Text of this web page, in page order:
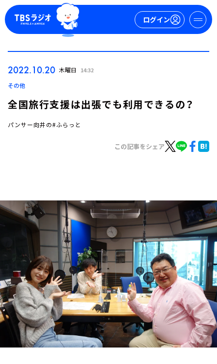
ログイン
トピックス
TBS Podcast
お知らせ
イベント・グッズ
YouTube
会社情報
2022.10.20 木曜日 14:32
その他
全国旅行支援は出張でも利用できるの？
パンサー向井の#ふらっと
この記事をシェア